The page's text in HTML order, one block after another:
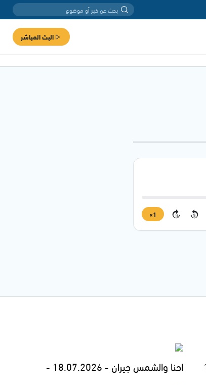
البث المباشر
15
15
1×
احنا والشمس جيران - 18.07.2026 -